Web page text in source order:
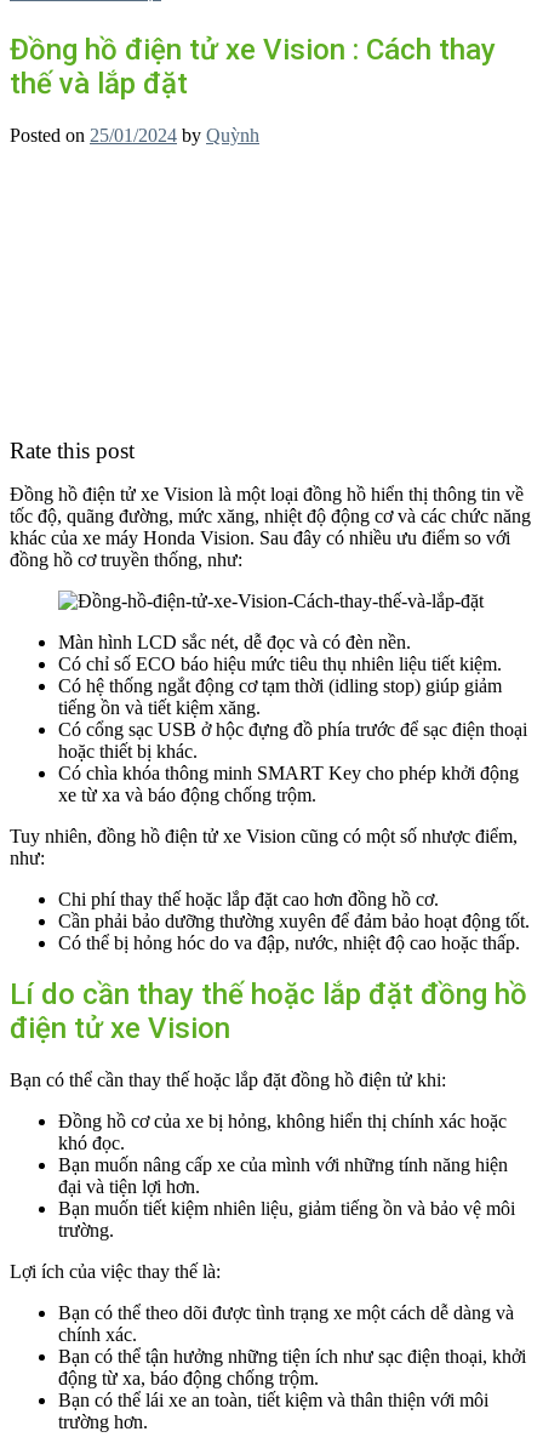
Đồng hồ điện tử xe Vision : Cách thay
thế và lắp đặt
Posted on 25/01/2024 by Quỳnh
Rate this post
Đồng hồ điện tử xe Vision là một loại đồng hồ hiển thị thông tin về
tốc độ, quãng đường, mức xăng, nhiệt độ động cơ và các chức năng
khác của xe máy Honda Vision. Sau đây có nhiều ưu điểm so với
đồng hồ cơ truyền thống, như:
Màn hình LCD sắc nét, dễ đọc và có đèn nền.
Có chỉ số ECO báo hiệu mức tiêu thụ nhiên liệu tiết kiệm.
Có hệ thống ngắt động cơ tạm thời (idling stop) giúp giảm
tiếng ồn và tiết kiệm xăng.
Có cổng sạc USB ở hộc đựng đồ phía trước để sạc điện thoại
hoặc thiết bị khác.
Có chìa khóa thông minh SMART Key cho phép khởi động
xe từ xa và báo động chống trộm.
Tuy nhiên, đồng hồ điện tử xe Vision cũng có một số nhược điểm,
như:
Chi phí thay thế hoặc lắp đặt cao hơn đồng hồ cơ.
Cần phải bảo dưỡng thường xuyên để đảm bảo hoạt động tốt.
Có thể bị hỏng hóc do va đập, nước, nhiệt độ cao hoặc thấp.
Lí do cần thay thế hoặc lắp đặt đồng hồ
điện tử xe Vision
Bạn có thể cần thay thế hoặc lắp đặt đồng hồ điện tử khi:
Đồng hồ cơ của xe bị hỏng, không hiển thị chính xác hoặc
khó đọc.
Bạn muốn nâng cấp xe của mình với những tính năng hiện
đại và tiện lợi hơn.
Bạn muốn tiết kiệm nhiên liệu, giảm tiếng ồn và bảo vệ môi
trường.
Lợi ích của việc thay thế là:
Bạn có thể theo dõi được tình trạng xe một cách dễ dàng và
chính xác.
Bạn có thể tận hưởng những tiện ích như sạc điện thoại, khởi
động từ xa, báo động chống trộm.
Bạn có thể lái xe an toàn, tiết kiệm và thân thiện với môi
trường hơn.